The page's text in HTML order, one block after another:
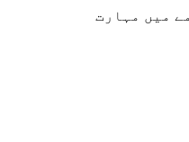
میں مہارت